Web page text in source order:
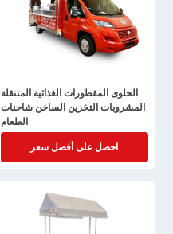
الحلوى المقطورات الغذائية المتنقلة
المشروبات التخزين الساخن شاحنات
الطعام
احصل على أفضل سعر